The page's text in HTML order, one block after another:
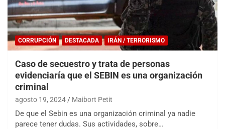
CORRUPCIÓN DESTACADA IRÁN / TERRORISMO
Caso de secuestro y trata de personas
evidenciaría que el SEBIN es una organización
criminal
agosto 19, 2024 Maibort Petit
De que el Sebin es una organización criminal ya nadie
parece tener dudas. Sus actividades, sobre…